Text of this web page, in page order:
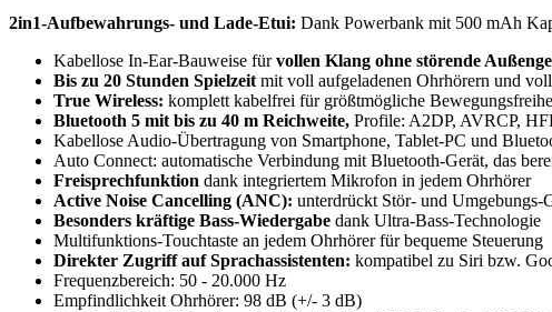
2in1-Aufbewahrungs- und Lade-Etui: Dank Powerbank mit 500 mAh
Kabellose In-Ear-Bauweise fürvollen Klang ohne störende
Bis zu 20 Stunden Spielzeit mit voll aufgeladenen Ohrhörern und
True Wireless: komplett kabelfrei für größtmögliche
Bluetooth 5 mit bis zu 40 m Reichweite, Profile: A2DP, AVRCP,
Kabellose Audio-Übertragung von Smartphone, Tablet-PC und
Auto Connect: automatische Verbindung mit Bluetooth-Gerät, das
Freisprechfunktion dank integriertem Mikrofon in jedem Ohrhörer
Active Noise Cancelling (ANC): unterdrückt Stör- und Umgebungs-
Besonders kräftige Bass-Wiedergabe dank Ultra-Bass-Technologie
Multifunktions-Touchtaste an jedem Ohrhörer für bequeme Steuerung
Direkter Zugriff auf Sprachassistenten: kompatibel zu Siri bzw.
Frequenzbereich: 50 - 20.000 Hz
Empfindlichkeit Ohrhörer: 98 dB (+/- 3 dB)